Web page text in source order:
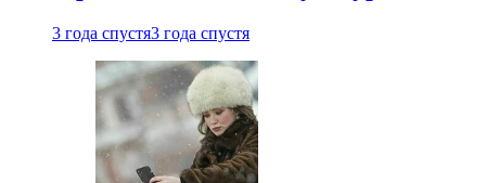
3 года спустя3 года спустя